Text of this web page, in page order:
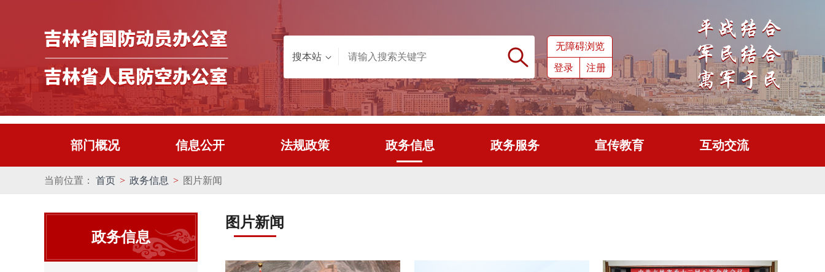
搜本站
无障碍浏览
登录 注册
部门概况 信息公开 法规政策 政务信息 政务服务 宣传教育 互动交流
当前位置： 首页 > 政务信息 > 图片新闻
政务信息
图片新闻